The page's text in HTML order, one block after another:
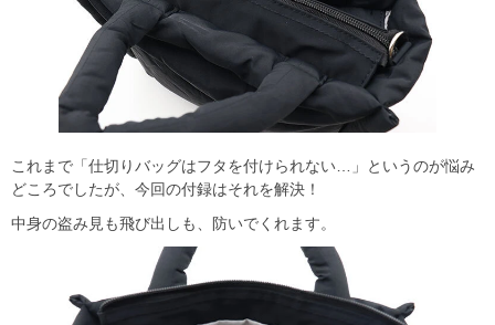
これまで「仕切りバッグはフタを付けられない…」というのが悩み
どころでしたが、今回の付録はそれを解決！
中身の盗み見も飛び出しも、防いでくれます。